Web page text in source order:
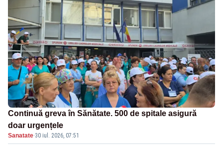
Continuă greva în Sănătate. 500 de spitale asigură
doar urgențele
Sanatate·30 iul. 2026, 07:51